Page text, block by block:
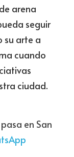
arena
seguir
su arte a
cuando
ciudad.
en San